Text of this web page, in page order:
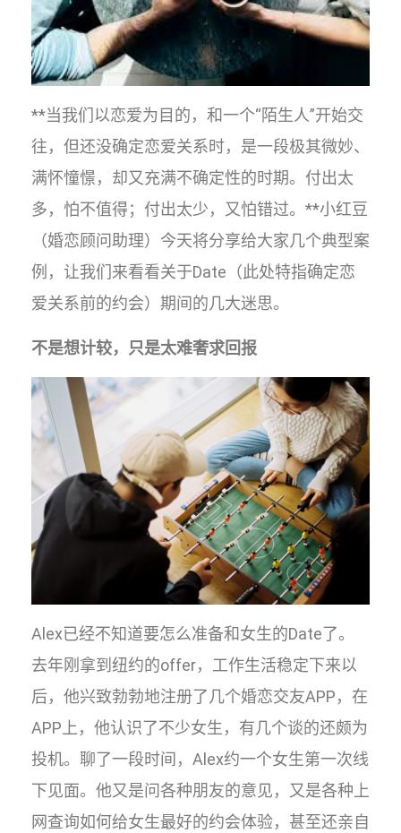
**当我们以恋爱为目的，和一个“陌生人”开始交
往，但还没确定恋爱关系时，是一段极其微妙、
满怀憧憬，却又充满不确定性的时期。付出太
多，怕不值得；付出太少，又怕错过。**小红豆
（婚恋顾问助理）今天将分享给大家几个典型案
例，让我们来看看关于Date（此处特指确定恋
爱关系前的约会）期间的几大迷思。
不是想计较，只是太难奢求回报
Alex已经不知道要怎么准备和女生的Date了。
去年刚拿到纽约的offer，工作生活稳定下来以
后，他兴致勃勃地注册了几个婚恋交友APP，在
APP上，他认识了不少女生，有几个谈的还颇为
投机。聊了一段时间，Alex约一个女生第一次线
下见面。他又是问各种朋友的意见，又是各种上
网查询如何给女生最好的约会体验，甚至还亲自